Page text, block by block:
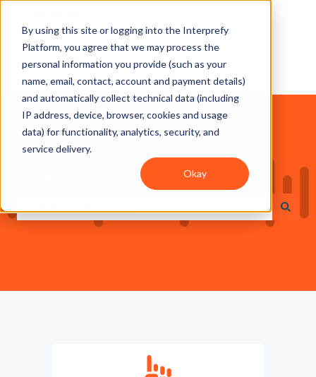
By using this site or logging into the Interprefy
Platform, you agree that we may process the
personal information you provide (such as your
name, email, contact, account and payment details)
and automatically collect technical data (including
IP address, device, browser, cookies and usage
data) for functionality, analytics, security, and
service delivery.
Okay
Hello. How can we help you?
Không có đề xuất nào vì trường tìm kiếm bị trống.